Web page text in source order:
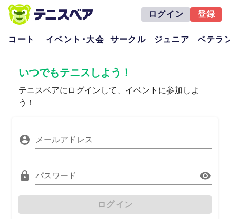
ログイン 登録
コート イベント･大会 サークル ジュニア ベテラ
いつでもテニスしよう！
テニスベアにログインして、イベントに参加しよ
う！
メールアドレス
パスワード
ログイン